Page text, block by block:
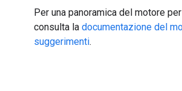
Per una panoramica del motore
consulta la documentazione del
suggerimenti.